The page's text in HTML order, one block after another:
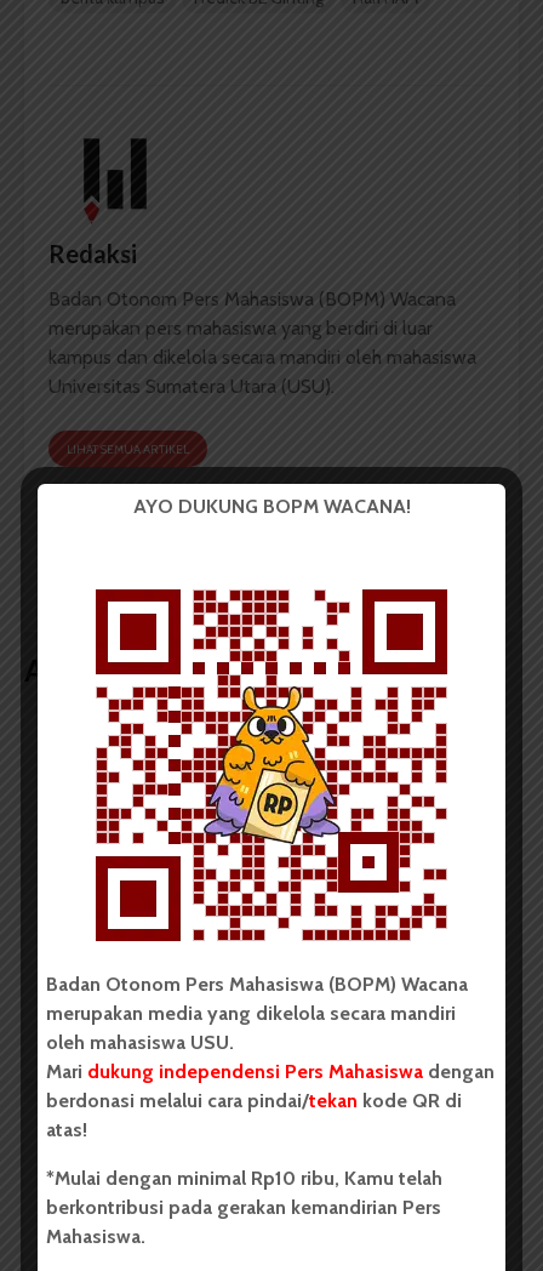
Redaksi
Badan Otonom Pers Mahasiswa (BOPM) Wacana
merupakan pers mahasiswa yang berdiri di luar
kampus dan dikelola secara mandiri oleh mahasiswa
Universitas Sumatera Utara (USU).
LIHAT SEMUA ARTIKEL
Kebijakan Awal
Artikel terkait lain
BERITA KAMPUS
BPDP Sosialisasikan Lomba Riset
Mahasiswa 2026, Dorong Inovasi
Penelitian dalam Sektor
Perkebunan
2 menit waktu baca
Dua Mahasiswa Sastra Indonesia
USU Raih Juara di Festival Literasi
AYO DUKUNG BOPM WACANA!
Badan Otonom Pers Mahasiswa (BOPM) Wacana
merupakan media yang dikelola secara mandiri
oleh mahasiswa USU.
Mari dukung independensi Pers Mahasiswa dengan
berdonasi melalui cara pindai/tekan kode QR di
atas!
*Mulai dengan minimal Rp10 ribu, Kamu telah
berkontribusi pada gerakan kemandirian Pers
Mahasiswa.